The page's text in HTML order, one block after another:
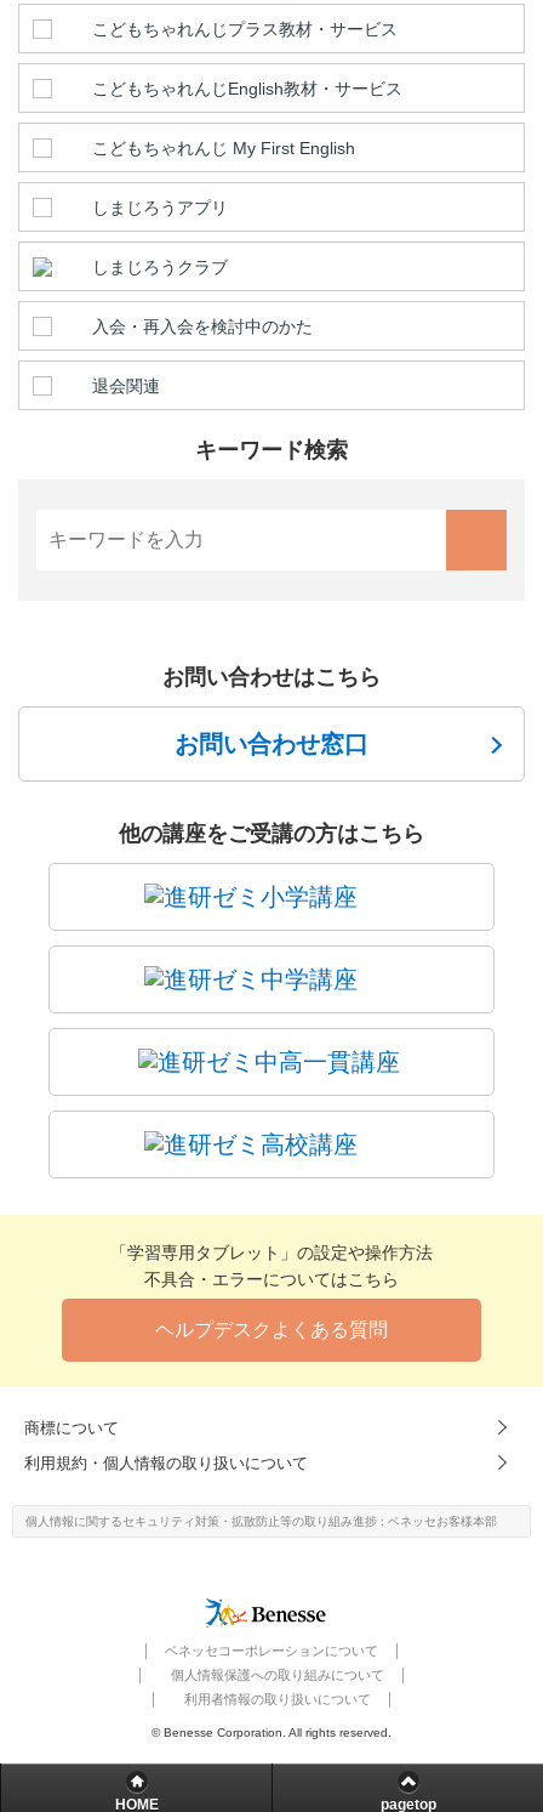
こどもちゃれんじプラス教材・サービス
こどもちゃれんじEnglish教材・サービス
こどもちゃれんじ My First English
しまじろうアプリ
しまじろうクラブ
入会・再入会を検討中のかた
退会関連
キーワード検索
お問い合わせはこちら
お問い合わせ窓口
他の講座をご受講の方はこちら
「学習専用タブレット」の設定や操作方法
不具合・エラーについてはこちら
ヘルプデスクよくある質問
商標について
利用規約・個人情報の取り扱いについて
個人情報に関するセキュリティ対策・ 拡散防止等の取り組み進捗 : ベネッセお客様本部
ベネッセコーポレーションについて
個人情報保護への取り組みについて
利用者情報の取り扱いについて
© Benesse Corporation. All rights reserved.
HOME pagetop